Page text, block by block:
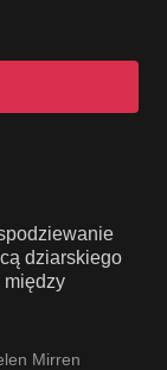
dziarskiego
między
Mirren